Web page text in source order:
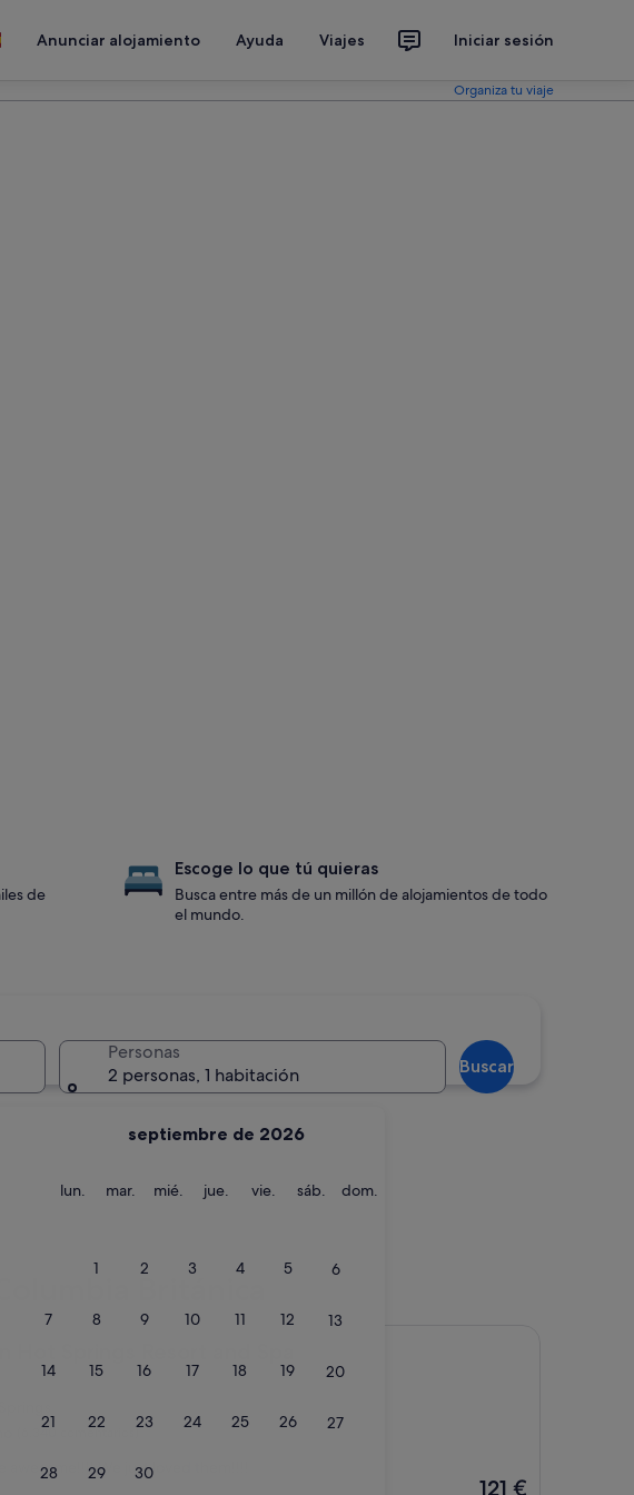
Anunciar alojamiento Ayuda Viajes Iniciar sesión
Organiza tu viaje
septiembre de 2026
lun. lunesmar. martes
mié. miércoles
jue. jueves
vie. viernes
sáb. sábado
dom.
1 2 3 4 5 6
7 8 9 10 11 12 13
14 15 16 17 18 19 20
21 22 23 24 25 26 27
28 29 30
Personas
2 personas, 1 habitación
Buscar
de
Escoge lo que tú quieras
Busca entre más de un millón de alojamientos de todo
el mundo.
Kelowna
Británica
(6.340 comentarios)
awesome!!!! We just loved them!!!!
El
121 €